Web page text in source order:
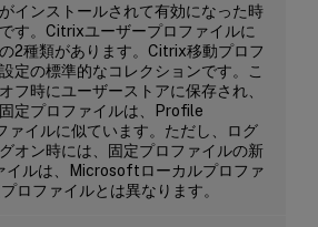
インストールされて有効になった時
す。Citrixユーザープロファイルに
2種類があります。Citrix移動プロフ
定の標準的なコレクションです。こ
フ時にユーザーストアに保存され、
定プロファイルは、Profile
イルに似ています。ただし、ログ
オン時には、固定プロファイルの新
イルは、Microsoftローカルプロファ
ファイルとは異なります。